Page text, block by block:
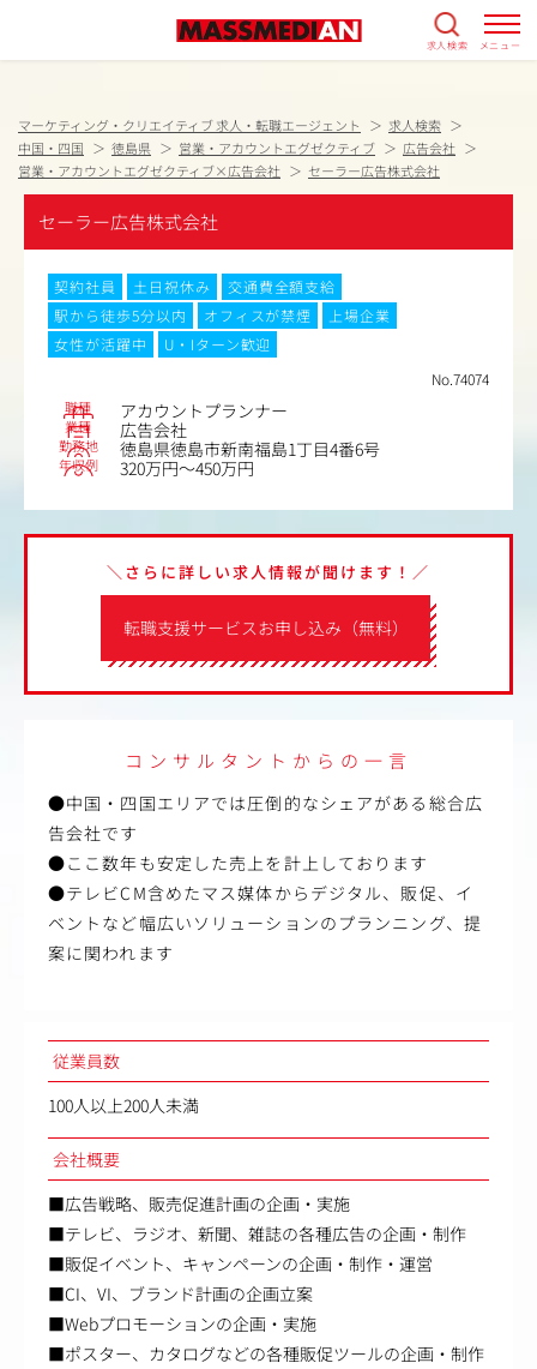
求人検索 メニュー
マーケティング・クリエイティブ 求人・転職エージェント
求人検索
中国・四国
徳島県 営業・アカウントエグゼクティブ
広告会社
営業・アカウントエグゼクティブ×広告会社
セーラー広告株式会社
セーラー広告株式会社
契約社員 土日祝休み
交通費全額支給
駅から徒歩5分以内
オフィスが禁煙
上場企業
女性が活躍中
U・Iターン歓迎
No.74074
職種 アカウントプランナー
業種 広告会社
勤務地 徳島県徳島市新南福島1丁目4番6号
年収例 320万円～450万円
転職支援サービスお申し込み（無料）
＼さらに詳しい求人情報が聞けます！／
コンサルタントからの一言
●中国・四国エリアでは圧倒的なシェアがある総合広
告会社です
●ここ数年も安定した売上を計上しております
●テレビCM含めたマス媒体からデジタル、販促、イ
ベントなど幅広いソリューションのプランニング、提
案に関われます
従業員数
100人以上200人未満
会社概要
■広告戦略、販売促進計画の企画・実施
■テレビ、ラジオ、新聞、雑誌の各種広告の企画・制作
■販促イベント、キャンペーンの企画・制作・運営
■CI、VI、ブランド計画の企画立案
■Webプロモーションの企画・実施
■ポスター、カタログなどの各種販促ツールの企画・制作